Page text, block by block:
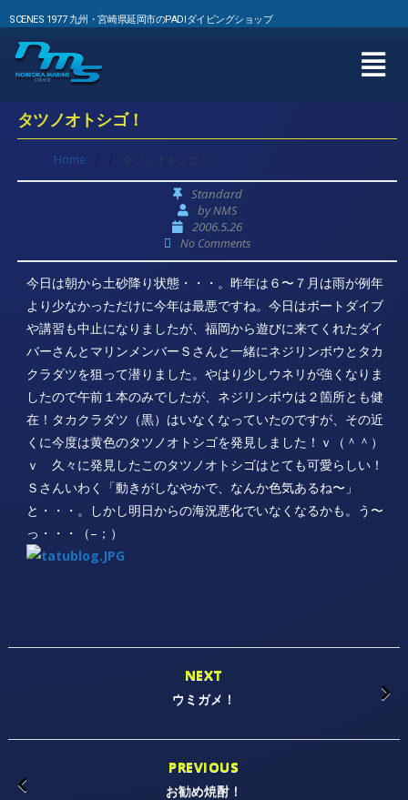
SCENES 1977 九州・宮崎県延岡市のPADIダイビングショップ
タツノオトシゴ！
Home / / タツノオトシゴ！
Standard
byNMS
2006.5.26
No Comments
今日は朝から土砂降り状態・・・。昨年は６〜７月は雨が例年
より少なかっただけに今年は最悪ですね。今日はボートダイブ
や講習も中止になりましたが、福岡から遊びに来てくれたダイ
バーさんとマリンメンバーＳさんと一緒にネジリンボウとタカ
クラダツを狙って潜りました。やはり少しウネリが強くなりま
したので午前１本のみでしたが、ネジリンボウは２箇所とも健
在！タカクラダツ（黒）はいなくなっていたのですが、その近
くに今度は黄色のタツノオトシゴを発見しました！ｖ（＾＾）
ｖ 久々に発見したこのタツノオトシゴはとても可愛らしい！
Ｓさんいわく「動きがしなやかで、なんか色気あるね〜」
と・・・。しかし明日からの海況悪化でいなくなるかも。う〜
っ・・・（–；）
NEXT
ウミガメ！
PREVIOUS
お勧め焼酎！